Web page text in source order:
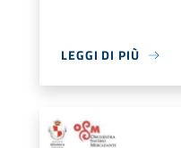
LEGGI DI PIÙ